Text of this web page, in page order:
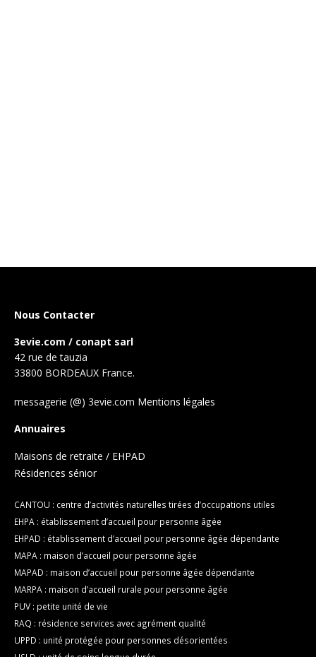
Nous Contacter
3evie.com / conapt sarl
42 rue de tauzia
33800 BORDEAUX France.
messagerie (@) 3evie.com Mentions légales
Annuaires
Maisons de retraite / EHPAD
Résidences sénior
CANTOU : centre d’activités naturelles tirées d’occupations utiles
EHPA : établissement d’accueil pour personne âgée
EHPAD : établissement d’accueil pour personne âgée dépendante
MAPA : maison d’accueil pour personne âgée
MAPAD : maison d’accueil pour personne âgée dépendante
MARPA : maison d’accueil rurale pour personne âgée
PUV : petite unité de vie
RAQ : résidence services avec agrément qualité
UPPD : unité protégée pour personnes désorientées